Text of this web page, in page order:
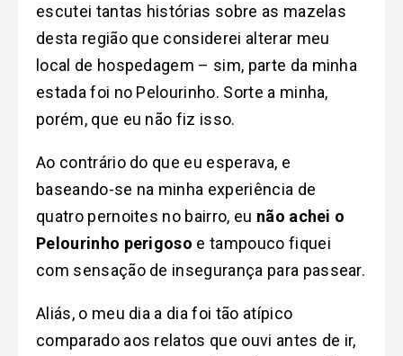
escutei tantas histórias sobre as mazelas
desta região que considerei alterar meu
local de hospedagem – sim, parte da minha
estada foi no Pelourinho. Sorte a minha,
porém, que eu não fiz isso.
Ao contrário do que eu esperava, e
baseando-se na minha experiência de
quatro pernoites no bairro, eu não achei o
Pelourinho perigoso e tampouco fiquei
com sensação de insegurança para passear.
Aliás, o meu dia a dia foi tão atípico
comparado aos relatos que ouvi antes de ir,